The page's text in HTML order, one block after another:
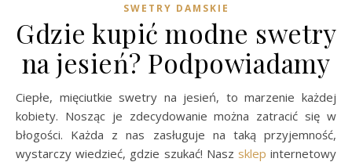
SWETRY DAMSKIE
Gdzie kupić modne swetry
na jesień? Podpowiadamy
Ciepłe, mięciutkie swetry na jesień, to marzenie każdej
kobiety. Nosząc je zdecydowanie można zatracić się w
błogości. Każda z nas zasługuje na taką przyjemność,
wystarczy wiedzieć, gdzie szukać! Nasz sklep internetowy